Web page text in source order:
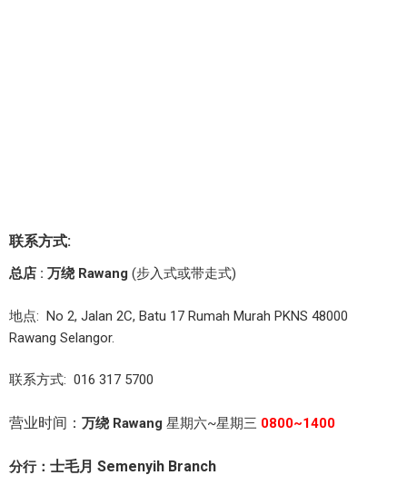
联系方式:
总店 : 万绕 Rawang (步入式或带走式)
地点: No 2, Jalan 2C, Batu 17 Rumah Murah PKNS 48000
Rawang Selangor.
联系方式: 016 317 5700
营业时间： 万绕 Rawang 星期六~星期三 0800~1400
分行： 士毛月 Semenyih Branch